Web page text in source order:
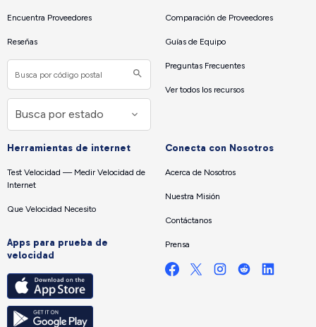
Encuentra Proveedores
Reseñas
Comparación de Proveedores
Guías de Equipo
Preguntas Frecuentes
Ver todos los recursos
Herramientas de internet
Test Velocidad — Medir Velocidad de
Internet
Que Velocidad Necesito
Apps para prueba de
velocidad
Conecta con Nosotros
Acerca de Nosotros
Nuestra Misión
Contáctanos
Prensa